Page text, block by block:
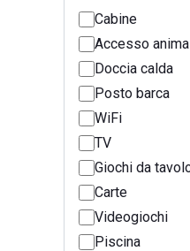
Cabine
Accesso
Doccia calda
Posto barca
WiFi
TV
Giochi da
Carte
Videogiochi
Piscina